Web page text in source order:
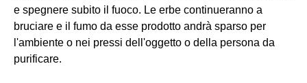
e spegnere subito il fuoco. Le erbe continueranno a
bruciare e il fumo da esse prodotto andrà sparso per
l'ambiente o nei pressi dell'oggetto o della persona da
purificare.